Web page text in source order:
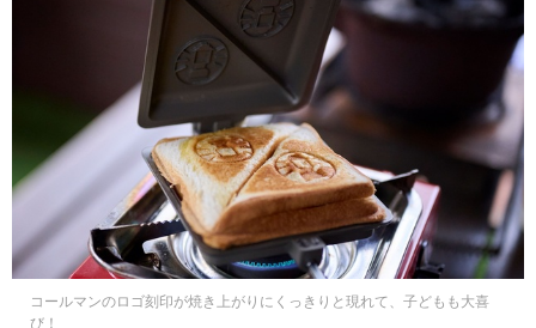
コールマンのロゴ刻印が焼き上がりにくっきりと現れて、子どもも大喜
び！